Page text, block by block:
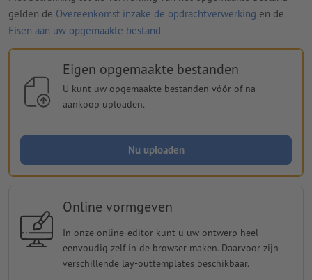
gelden de Overeenkomst inzake de opdrachtverwerking en de
Eisen aan uw opgemaakte bestand
Eigen opgemaakte bestanden
U kunt uw opgemaakte bestanden vóór of na
aankoop uploaden.
Nu uploaden
Online vormgeven
In onze online-editor kunt u uw ontwerp heel
eenvoudig zelf in de browser maken. Daarvoor zijn
verschillende lay-outtemplates beschikbaar.